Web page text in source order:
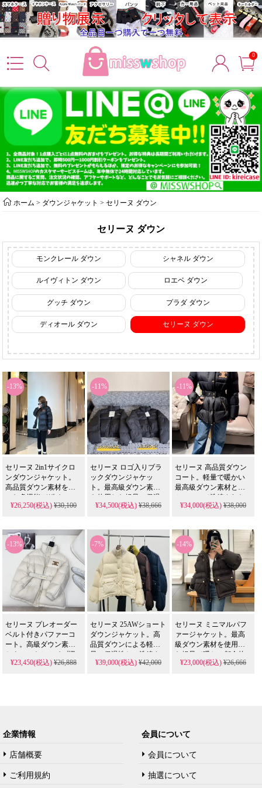
0
ホーム > ダウンジャケット >セリーヌ ダウン
セリーヌ ダウン
モンクレール ダウン シャネル ダウン
ルイヴィトン ダウン ロエベ ダウン
グッチ ダウン プラダ ダウン
ディオール ダウン セリーヌ ダウン
-13%
セリーヌ 2in1サイクロ
ンダウンジャケット。
高品質ダウン素材を用
いた多機能デザイン
と、軽量で暖かい着心
柔軟なシルエットは、
スーパーコピー品とは
異なる本物の実用性で
す。
¥26,250(税込)¥30,100
-11%
セリーヌ ロゴ入りブラ
ックダウンジャケッ
ト。最高級ダウン素材
を使用した軽量・保温
性と、洗練されたロゴ
感のあるシルエット
は、スーパーコピー品
とは異なる本物の美し
さです。
¥34,500(税込)¥38,666
-11%
セリーヌ 高品質ダウン
コート。軽量で暖かい
最高級ダウン素材と、
ミニマルで洗練された
デザインが特徴。真子
ー品とは異なる本物の
クオリティです。
¥34,000(税込) ¥38,000
-13%
セリーヌ プレオーダー
ベルト付きパファーコ
ート。高級ダウン素材
とウエストシェイプ機
能を持つベルトデザイ
¥23,450(税込)¥26,888
-7%
セリーヌ 25AWショート
ダウンジャケット。高
品質ダウンによる軽
量・保温性と、洗練さ
れたロゴデザインが特
¥39,000(税込)¥42,000
-14%
セリーヌ ミニマルパフ
ァージャケット。最高
級ダウン素材を使用し
た軽量で暖かい都会的
デザイン。洗練された
¥23,000(税込) ¥26,666
企業情報
店舗概要
ご利用規約
会員について
会員について
抽選について